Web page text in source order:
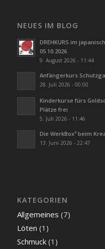
NEUES IM BLOG
DREHKURS im
05.10.2026
9. August 2026 - 11:44
Anfängerkurs
28. Juli 2026 - 00:00
Kinderkurse fürs
Plätze frei
5. Juli 2026 - 11:46
Die WerkBox³ beim
13. Juni 2026 - 22:47
KATEGORIEN
Allgemeines (7)
Löten (1)
Schmuck(1)